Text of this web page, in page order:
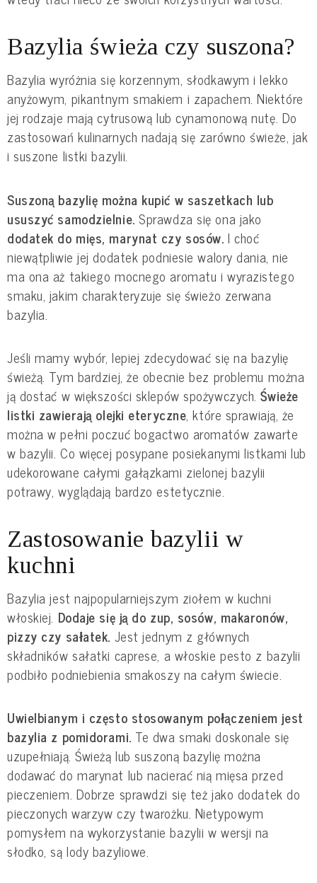
Bazylia świeża czy suszona?
Bazylia wyróżnia się korzennym, słodkawym i lekko
anyżowym, pikantnym smakiem i zapachem. Niektóre
jej rodzaje mają cytrusową lub cynamonową nutę. Do
zastosowań kulinarnych nadają się zarówno świeże, jak
i suszone listki bazylii.
Suszoną bazylię można kupić w saszetkach lub
ususzyć samodzielnie.
dodatek do mięs, marynat czy sosów. I choć
niewątpliwie jej dodatek podniesie walory dania, nie
ma ona aż takiego mocnego aromatu i wyrazistego
smaku, jakim charakteryzuje się świeżo zerwana
bazylia.
Jeśli mamy wybór, lepiej zdecydować się na bazylię
świeżą. Tym bardziej, że obecnie bez problemu można
ją dostać w większości sklepów spożywczych. Świeże
listki zawierają olejki eteryczne, które sprawiają, że
można w pełni poczuć bogactwo aromatów zawarte
w bazylii. Co więcej posypane posiekanymi listkami lub
udekorowane całymi gałązkami zielonej bazylii
potrawy, wyglądają bardzo estetycznie.
Zastosowanie bazylii w
kuchni
Bazylia jest najpopularniejszym ziołem w kuchni
włoskiej. Dodaje się ją do zup, sosów, makaronów,
pizzy czy sałatek. Jest jednym z głównych
składników sałatki caprese, a włoskie pesto z bazylii
podbiło podniebienia smakoszy na całym świecie.
Uwielbianym i często stosowanym połączeniem jest
bazylia z pomidorami. Te dwa smaki doskonale się
uzupełniają. Świeżą lub suszoną bazylię można
dodawać do marynat lub nacierać nią mięsa przed
pieczeniem. Dobrze sprawdzi się też jako dodatek do
pieczonych warzyw czy twarożku. Nietypowym
pomysłem na wykorzystanie bazylii w wersji na
słodko, są lody bazyliowe.